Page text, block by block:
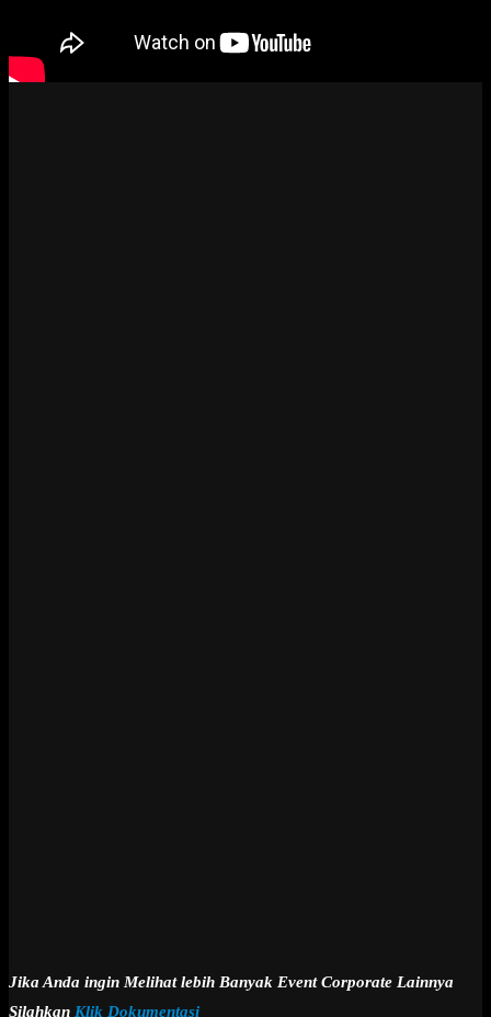
Jika Anda ingin Melihat lebih Banyak Event Corporate Lainnya
Silahkan Klik Dokumentasi